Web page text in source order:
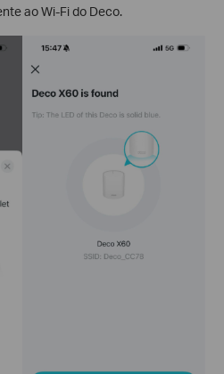
ao Wi-Fi do Deco.